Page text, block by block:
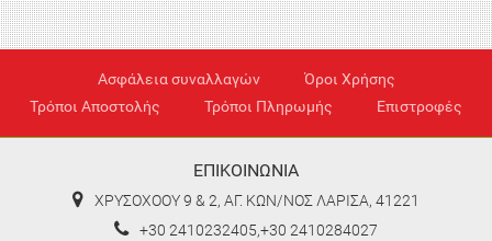
Ασφάλεια συναλλαγών
Όροι Χρήσης
Τρόποι Αποστολής
Τρόποι Πληρωμής Επιστροφές
ΕΠΙΚΟΙΝΩΝΙΑ
ΧΡΥΣΟΧΟΟΥ 9 & 2, ΑΓ. ΚΩΝ/ΝΟΣ ΛΑΡΙΣΑ, 41221
+30 2410232405,+30 2410284027